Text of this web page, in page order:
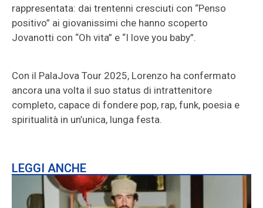
rappresentata: dai trentenni cresciuti con “Penso
positivo” ai giovanissimi che hanno scoperto
Jovanotti con “Oh vita” e “I love you baby”.
Con il PalaJova Tour 2025, Lorenzo ha confermato
ancora una volta il suo status di intrattenitore
completo, capace di fondere pop, rap, funk, poesia e
spiritualità in un’unica, lunga festa.
LEGGI ANCHE